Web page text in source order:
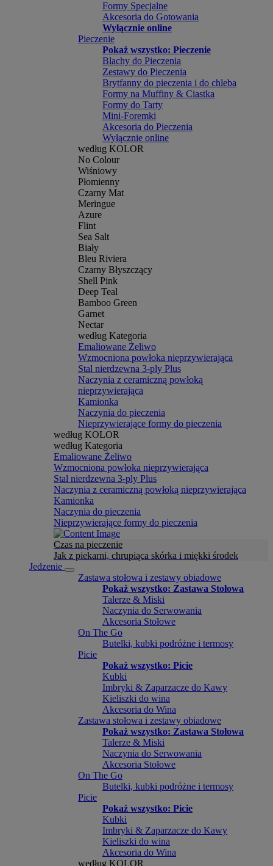
Formy Specjalne
Akcesoria do Gotowania
Wyłącznie online
Pieczenie
Pokaż wszystko: Pieczenie
Blachy do Pieczenia
Zestawy do Pieczenia
Brytfanny do pieczenia i do chleba
Formy na Muffiny & Ciastka
Formy do Tarty
Mini-Foremki
Akcesoria do Pieczenia
Wyłącznie online
według KOLOR
No Colour
Wiśniowy
Płomienny
Czarny Mat
Meringue
Azure
Flint
Sea Salt
Biały
Bleu Riviera
Czarny Błyszczący
Shell Pink
Deep Teal
Bamboo Green
Garnet
Nectar
według Kategoria
Emaliowane Żeliwo
Wzmocniona powłoka nieprzywierająca
Stal nierdzewna 3-ply Plus
Naczynia z ceramiczną powłoką
nieprzywierająca
Kamionka
Naczynia do pieczenia
Nieprzywierające formy do pieczenia
według KOLOR
według Kategoria
Emaliowane Żeliwo
Wzmocniona powłoka nieprzywierająca
Stal nierdzewna 3-ply Plus
Naczynia z ceramiczną powłoką nieprzywierająca
Kamionka
Naczynia do pieczenia
Nieprzywierające formy do pieczenia
Czas na pieczenie
Jak z piekarni, chrupiąca skórka i miękki środek
Jedzenie
Zastawa stołowa i zestawy obiadowe
Pokaż wszystko: Zastawa Stołowa
Talerze & Miski
Naczynia do Serwowania
Akcesoria Stołowe
On The Go
Butelki, kubki podróżne i termosy
Picie
Pokaż wszystko: Picie
Kubki
Imbryki & Zaparzacze do Kawy
Kieliszki do wina
Akcesoria do Wina
Zastawa stołowa i zestawy obiadowe
Pokaż wszystko: Zastawa Stołowa
Talerze & Miski
Naczynia do Serwowania
Akcesoria Stołowe
On The Go
Butelki, kubki podróżne i termosy
Picie
Pokaż wszystko: Picie
Kubki
Imbryki & Zaparzacze do Kawy
Kieliszki do wina
Akcesoria do Wina
według KOLOR